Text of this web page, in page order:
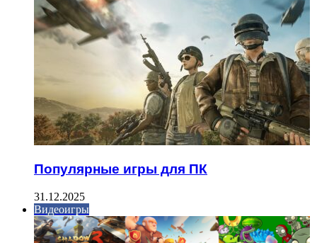
Популярные игры для ПК
31.12.2025
Видеоигры